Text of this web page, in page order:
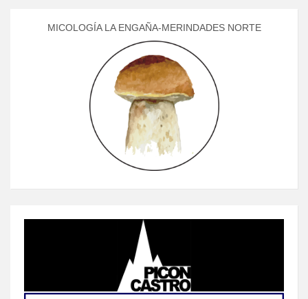
MICOLOGÍA LA ENGAÑA-MERINDADES NORTE